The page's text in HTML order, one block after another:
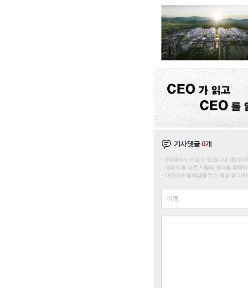
기사댓글0개
200자까지 쓰실 수 있습니다. (현재 0
저작권 등 다른 사람의 권리를 침해
타인에게 불쾌감을 주는 욕설 등 비